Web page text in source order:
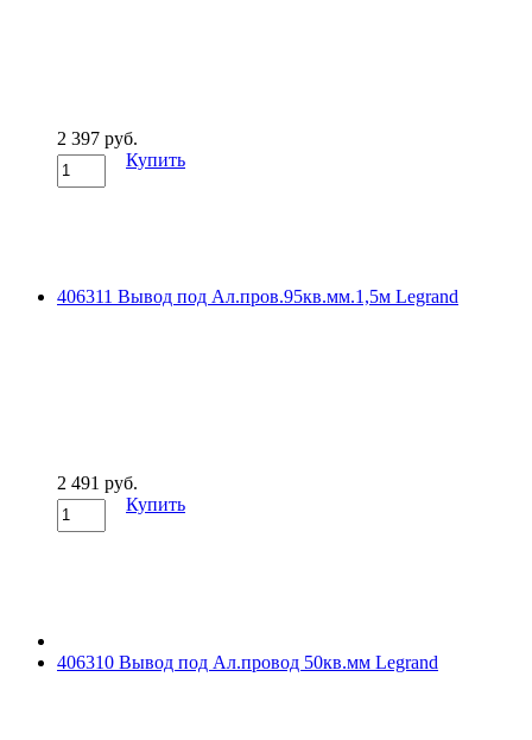
2 397 руб.
Купить
406311 Вывод под Ал.пров.95кв.мм.1,5м Legrand
2 491 руб.
Купить
406310 Вывод под Ал.провод 50кв.мм Legrand